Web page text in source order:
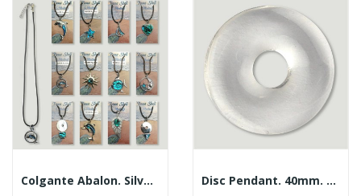
Colgante Abalon. Silver Plated. Modelos Surtidos Disc Pendant. 40mm. Rock Crystal